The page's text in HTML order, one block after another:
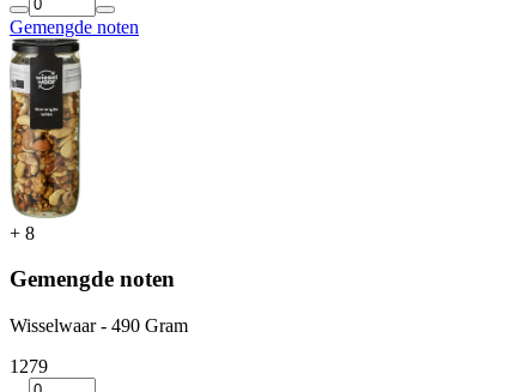
Gemengde noten
+ 8
Gemengde noten
Wisselwaar - 490 Gram
1279